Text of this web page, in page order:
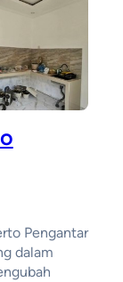
Pengantar
dalam